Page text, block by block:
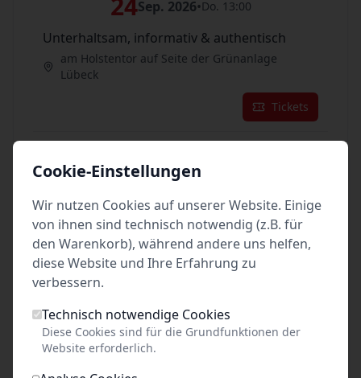
Sep. 2026•Do. 13:00
Unterhaltsam, informativ & authentisch
am Holstentor auf Seite der Grünanlage
Lübeck
Tickets
Unterhaltsam, informativ & authentisch
am Holstentor auf Seite der Grünanlage
Lübeck
Tickets
Unterhaltsam, informativ & authentisch
am Holstentor auf Seite der Grünanlage
Cookie-Einstellungen
Wir nutzen Cookies auf unserer Website. Einige
von ihnen sind technisch notwendig (z.B. für
den Warenkorb), während andere uns helfen,
diese Website und Ihre Erfahrung zu
verbessern.
Technisch notwendige Cookies
Diese Cookies sind für die Grundfunktionen der
Website erforderlich.